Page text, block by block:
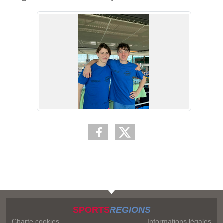
SPORTSREGIONS
Charte cookies Informations légales